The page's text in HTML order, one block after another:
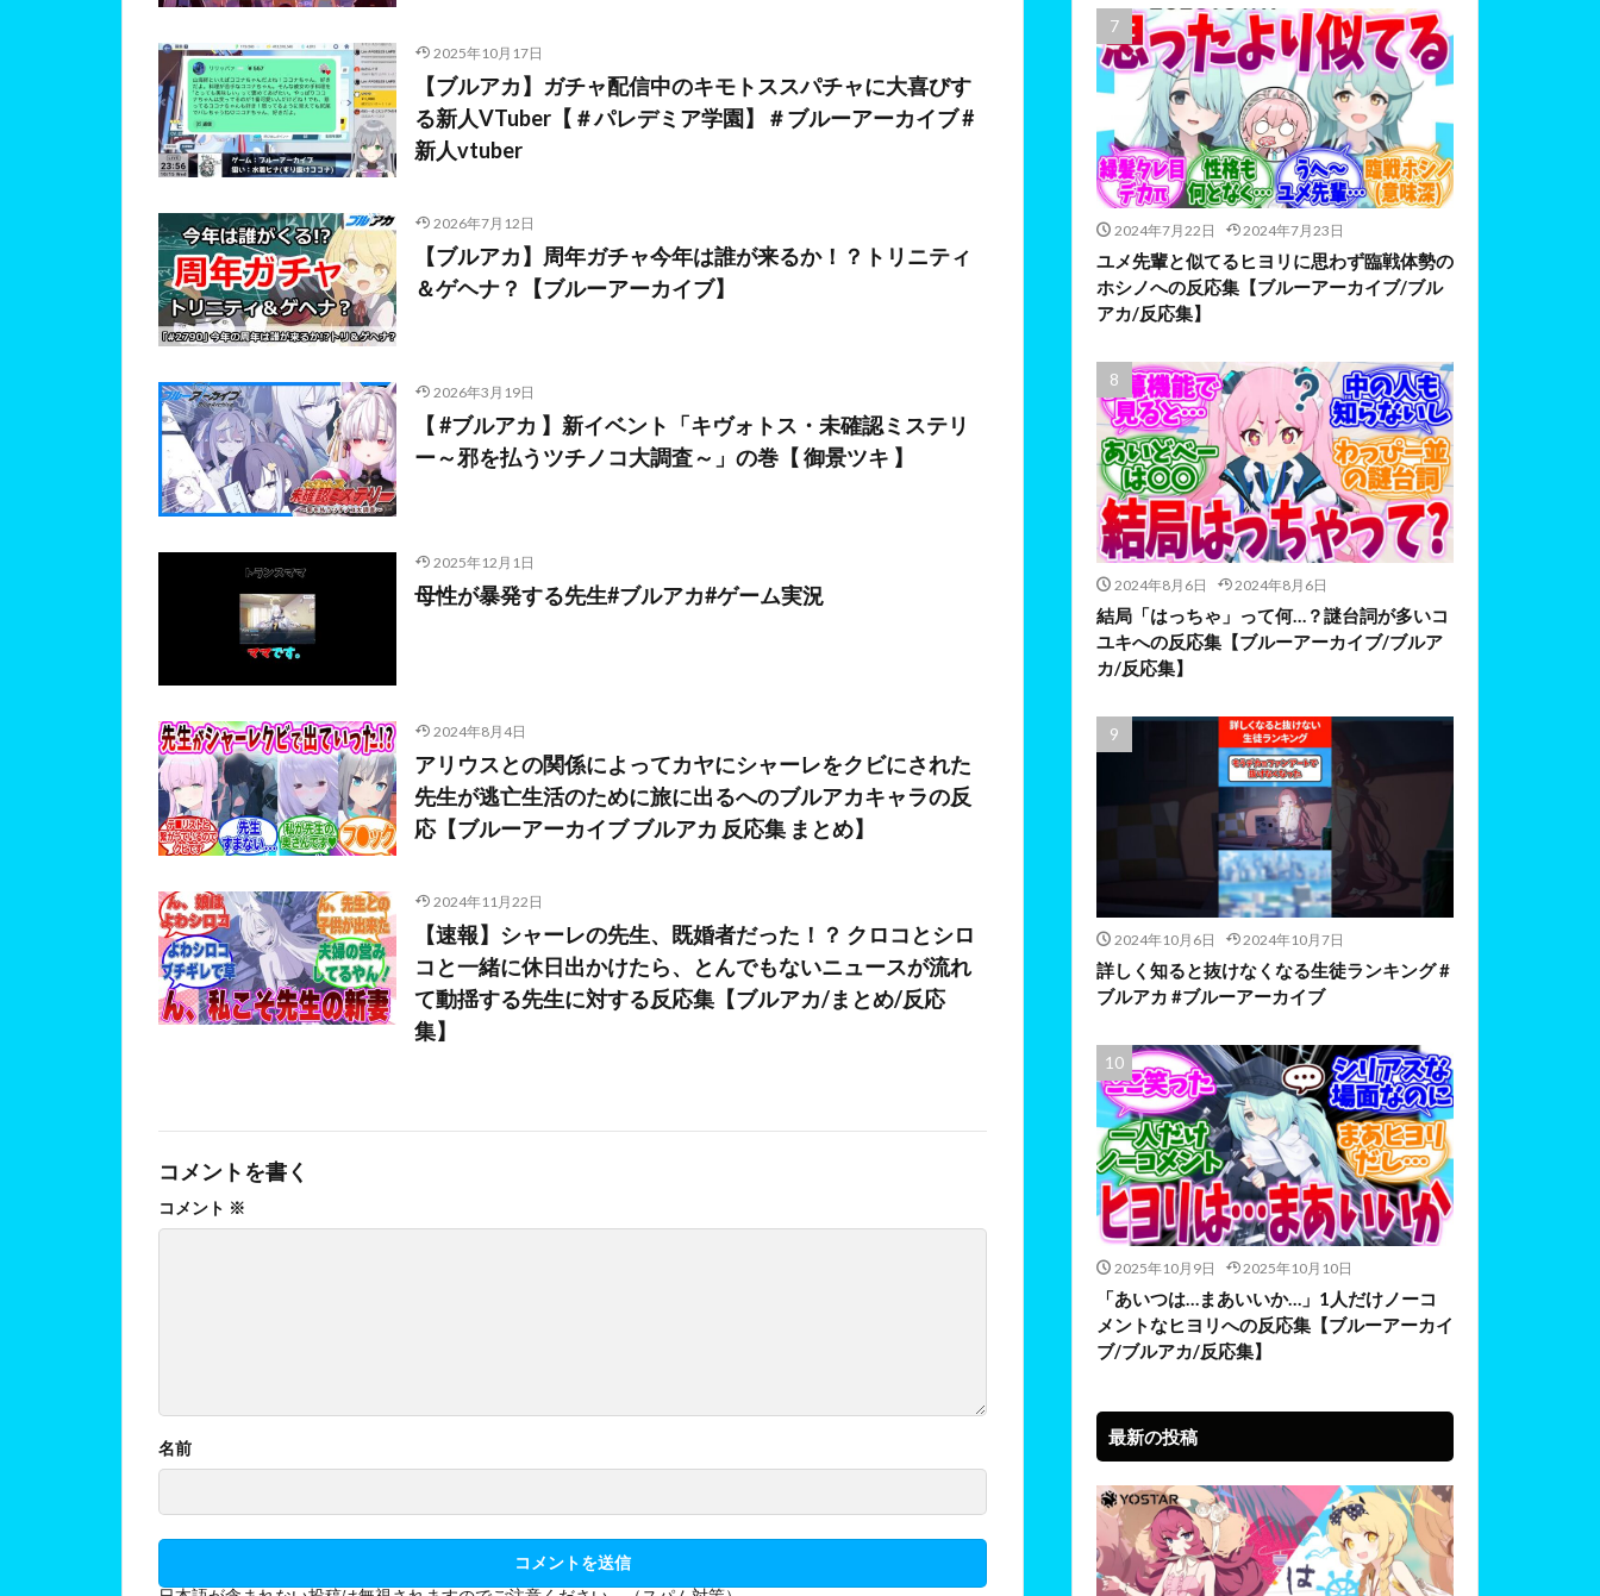
2025年10月17日
【ブルアカ】ガチャ配信中のキモトススパチャに大喜びす
る新人VTuber【＃パレデミア学園】＃ブルーアーカイブ #
新人vtuber
2026年7月12日
【ブルアカ】周年ガチャ今年は誰が来るか！？トリニティ
＆ゲヘナ？【ブルーアーカイブ】
2026年3月19日
【 #ブルアカ 】新イベント「キヴォトス・未確認ミステリ
ー～邪を払うツチノコ大調査～」の巻【 御景ツキ 】
2025年12月1日
母性が暴発する先生#ブルアカ#ゲーム実況
2024年8月4日
アリウスとの関係によってカヤにシャーレをクビにされた
先生が逃亡生活のために旅に出るへのブルアカキャラの反
応【ブルーアーカイブ ブルアカ 反応集 まとめ】
2024年11月22日
【速報】シャーレの先生、既婚者だった！？ クロコとシロ
コと一緒に休日出かけたら、とんでもないニュースが流れ
て動揺する先生に対する反応集【ブルアカ/まとめ/反応
集】
コメントを書く
コメント ※
名前
2024年7月22日 2024年7月23日
ユメ先輩と似てるヒヨリに思わず臨戦体勢の
ホシノへの反応集【ブルーアーカイブ/ブル
アカ/反応集】
2024年8月6日 2024年8月6日
結局「はっちゃ」って何…？謎台詞が多いコ
ユキへの反応集【ブルーアーカイブ/ブルア
カ/反応集】
2024年10月6日 2024年10月7日
詳しく知ると抜けなくなる生徒ランキング #
ブルアカ #ブルーアーカイブ
2025年10月9日 2025年10月10日
「あいつは…まあいいか…」1人だけノーコ
メントなヒヨリへの反応集【ブルーアーカイ
ブ/ブルアカ/反応集】
最新の投稿